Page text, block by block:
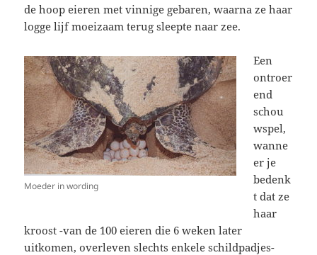
de hoop eieren met vinnige gebaren, waarna ze haar
logge lijf moeizaam terug sleepte naar zee.
Moeder in wording
Een
ontroer
end
schou
wspel,
wanne
er je
bedenk
t dat ze
haar
kroost -van de 100 eieren die 6 weken later
uitkomen, overleven slechts enkele schildpadjes-